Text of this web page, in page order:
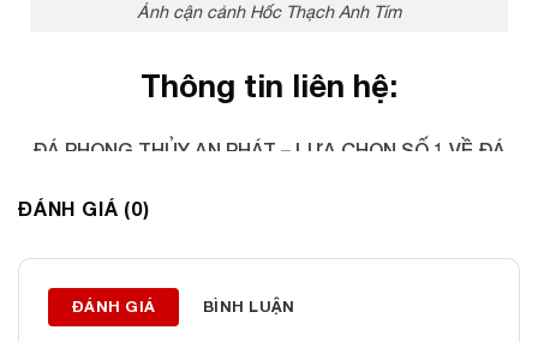
Ảnh cận cảnh Hốc Thạch Anh Tím
Thông tin liên hệ:
ĐÁ PHONG THỦY AN PHÁT – LỰA CHỌN SỐ 1 VỀ ĐÁ
Địa chỉ: 60/69 Bùi Huy Bích, Hoàng Mai, Hà Nội
ĐÁNH GIÁ (0)
ĐÁNH GIÁ BÌNH LUẬN